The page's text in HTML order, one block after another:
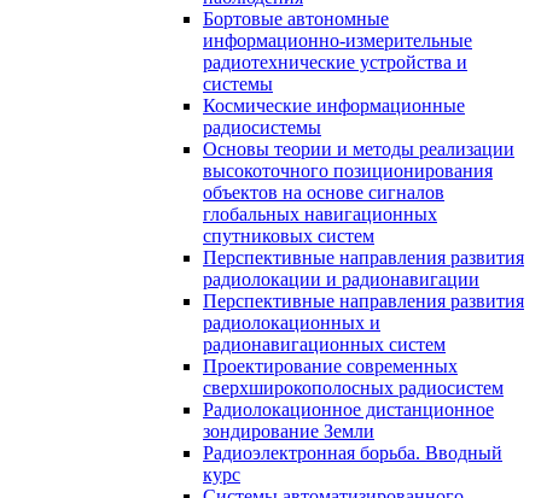
Бортовые автономные
информационно-измерительные
радиотехнические устройства и
системы
Космические информационные
радиосистемы
Основы теории и методы реализации
высокоточного позиционирования
объектов на основе сигналов
глобальных навигационных
спутниковых систем
Перспективные направления развития
радиолокации и радионавигации
Перспективные направления развития
радиолокационных и
радионавигационных систем
Проектирование современных
сверхширокополосных радиосистем
Радиолокационное дистанционное
зондирование Земли
Радиоэлектронная борьба. Вводный
курс